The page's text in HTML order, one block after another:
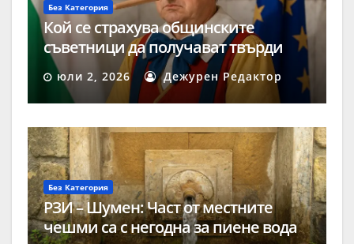
Без Категория
Кой се страхува общинските
съветници да получават твърди
заплати?
юли 2, 2026 Дежурен Редактор
Без Категория
РЗИ – Шумен: Част от местните
чешми са с негодна за пиене вода